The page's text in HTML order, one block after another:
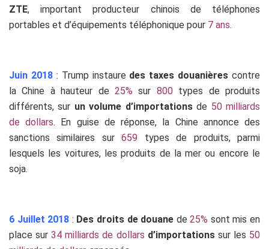
ZTE, important producteur chinois de téléphones
portables et d’équipements téléphonique pour 7 ans.
Juin 2018 : Trump instaure des taxes douanières contre
la Chine à hauteur de 25% sur 800types de produits
différents, sur un volume d’importationsde 50 milliards
de dollars. En guise de réponse, la Chine annonce des
sanctions similaires sur659 types de produits, parmi
lesquels les voitures, les produits de la mer ou encore le
soja.
6 Juillet 2018 : Des droits de douane de25% sont mis en
place sur34 milliards de dollars d’importations sur les 50